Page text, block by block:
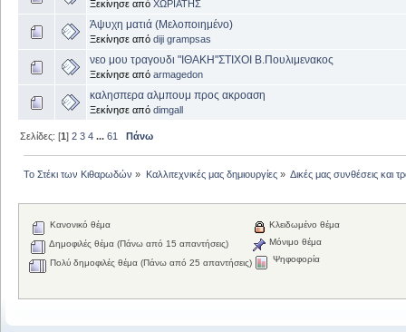
Ξεκίνησε από ΧΩΡΙΑΤΗΣ
Άψυχη ματιά (Μελοποιημένο)
Ξεκίνησε από diji grampsas
νεο μου τραγουδι "ΙΘΑΚΗ"ΣΤΙΧΟΙ Β.Πουλιμενακος
Ξεκίνησε από armagedon
καλησπερα αλμπουμ προς ακροαση
Ξεκίνησε από dimgall
Σελίδες: [1]2 3 4 ...61 Πάνω
Το Στέκι των Κιθαρωδών » Καλλιτεχνικές μας δημιουργίες» Δικές μας συνθέσεις και
Κανονικό θέμα
Δημοφιλές θέμα (Πάνω από 15 απαντήσεις)
Πολύ δημοφιλές θέμα (Πάνω από 25 απαντήσεις)
Κλειδωμένο θέμα
Μόνιμο θέμα
Ψηφοφορία